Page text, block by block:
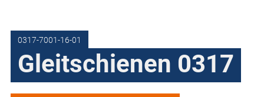
0317-7001-16-01
Gleitschienen 0317